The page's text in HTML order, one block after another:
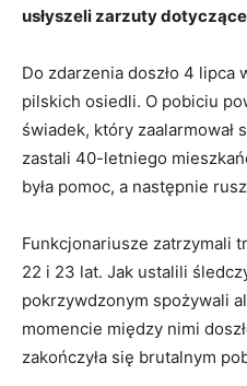
usłyszeli zarzuty
Do zdarzenia doszło 4 lipca
pilskich osiedli. O pobiciu
świadek, który zaalarmował
zastali 40-letniego
była pomoc, a następnie
Funkcjonariusze zatrzymali
22 i 23 lat. Jak ustalili
pokrzywdzonym spożywali
momencie między nimi
zakończyła się brutalnym